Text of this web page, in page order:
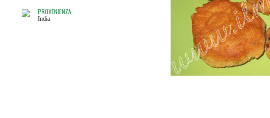
PROVENIENZA
India